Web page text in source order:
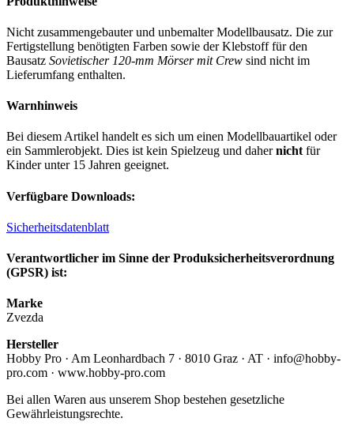
Nicht zusammengebauter und unbemalter Modellbausatz. Die zur
Fertigstellung benötigten Farben sowie der Klebstoff für den
Bausatz Sovietischer 120-mm Mörser mit Crew sind nicht im
Lieferumfang enthalten.
Warnhinweis
Bei diesem Artikel handelt es sich um einen Modellbauartikel oder
ein Sammlerobjekt. Dies ist kein Spielzeug und dahernicht für
Kinder unter 15 Jahren geeignet.
Verfügbare Downloads:
Sicherheitsdatenblatt
Verantwortlicher im Sinne der Produksicherheitsverordnung
(GPSR) ist:
Marke
Zvezda
Hersteller
Hobby Pro · Am Leonhardbach 7 · 8010 Graz · AT · info@hobby-
pro.com · www.hobby-pro.com
Bei allen Waren aus unserem Shop bestehen gesetzliche
Gewährleistungsrechte.